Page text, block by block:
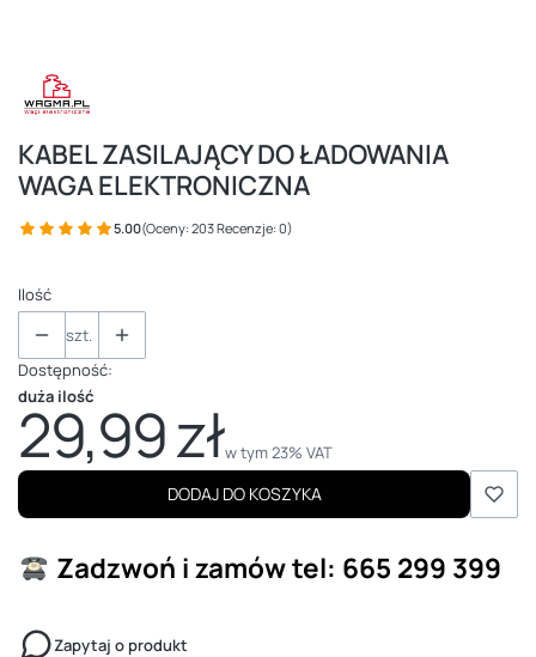
KABEL ZASILAJĄCY DO ŁADOWANIA
WAGA ELEKTRONICZNA
5.00(Oceny: 203 Recenzje: 0)
Ilość
szt.
Dostępność:
duża ilość
Cena
29,99 złw tym 23% VAT
w tym23% VAT
DODAJ DO KOSZYKA
Zadzwoń i zamówtel: 665 299 399
Zapytaj o produkt